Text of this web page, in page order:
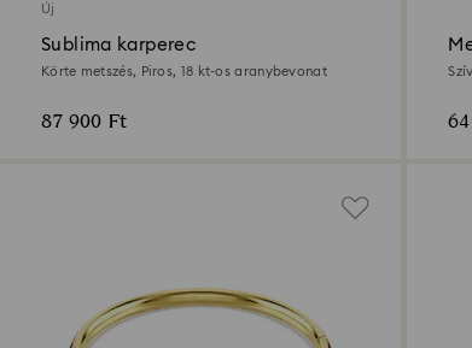
Új
Sublima karperec
Körte metszés, Piros, 18 kt-os aranybevonat
87 900 Ft